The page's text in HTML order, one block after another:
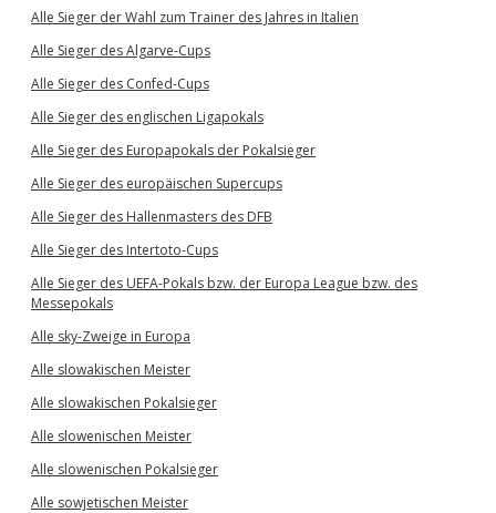
Alle Sieger der Wahl zum Trainer des Jahres in Italien
Alle Sieger des Algarve-Cups
Alle Sieger des Confed-Cups
Alle Sieger des englischen Ligapokals
Alle Sieger des Europapokals der Pokalsieger
Alle Sieger des europäischen Supercups
Alle Sieger des Hallenmasters des DFB
Alle Sieger des Intertoto-Cups
Alle Sieger des UEFA-Pokals bzw. der Europa League bzw. des
Messepokals
Alle sky-Zweige in Europa
Alle slowakischen Meister
Alle slowakischen Pokalsieger
Alle slowenischen Meister
Alle slowenischen Pokalsieger
Alle sowjetischen Meister